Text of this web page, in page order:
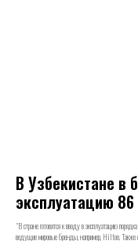
В Узбекистане в
эксплуатацию 86
"В стране готовятся к вводу в эксплуатацию
ведущие мировые бренды, например, Hilton. Также